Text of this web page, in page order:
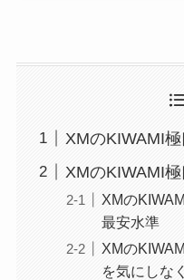
XMのKIWAMI
XMのKIWAMI
XMの
最安水準
XMの
を気にしな